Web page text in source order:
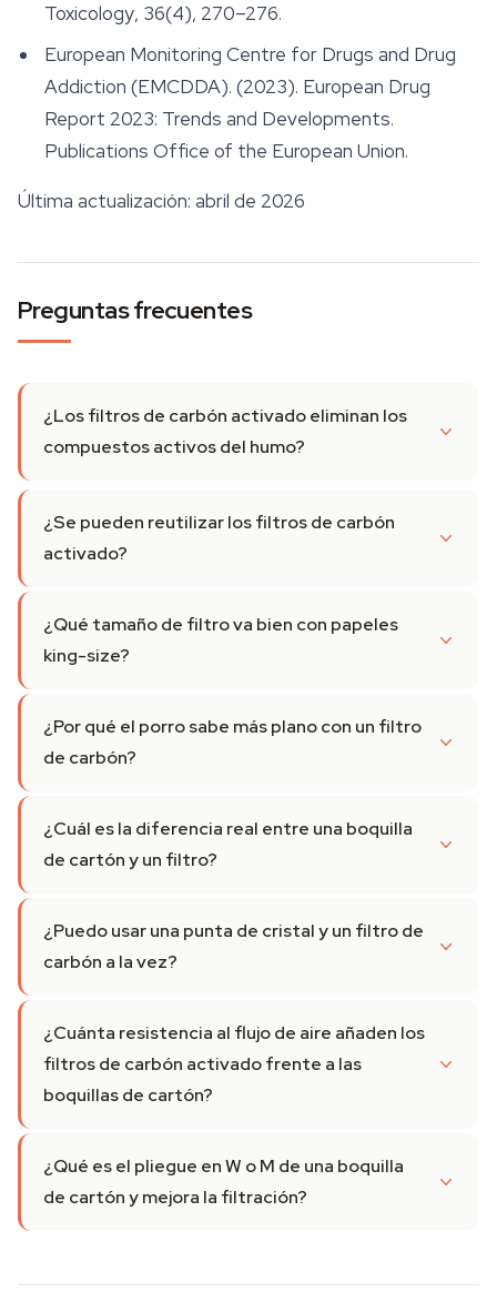
Toxicology, 36(4), 270–276.
European Monitoring Centre for Drugs and Drug
Addiction (EMCDDA). (2023). European Drug
Report 2023: Trends and Developments.
Publications Office of the European Union.
Última actualización: abril de 2026
Preguntas frecuentes
¿Los filtros de carbón activado eliminan los
compuestos activos del humo?
¿Se pueden reutilizar los filtros de carbón
activado?
¿Qué tamaño de filtro va bien con papeles
king-size?
¿Por qué el porro sabe más plano con un filtro
de carbón?
¿Cuál es la diferencia real entre una boquilla
de cartón y un filtro?
¿Puedo usar una punta de cristal y un filtro de
carbón a la vez?
¿Cuánta resistencia al flujo de aire añaden los
filtros de carbón activado frente a las
boquillas de cartón?
¿Qué es el pliegue en W o M de una boquilla
de cartón y mejora la filtración?